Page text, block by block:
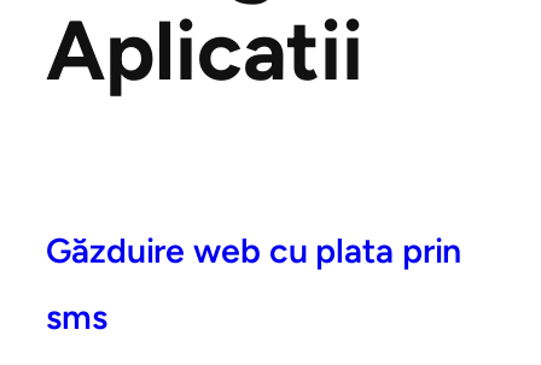
Aplicatii
Găzduire web cu plata prin
sms